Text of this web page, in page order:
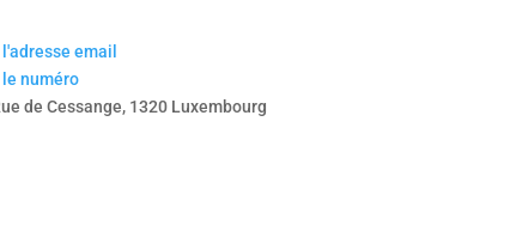
email
numéro
de Cessange, 1320 Luxembourg